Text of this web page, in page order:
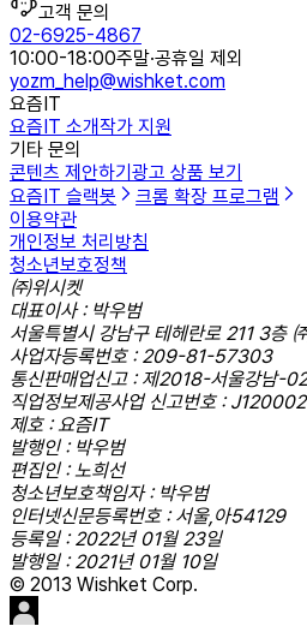
고객 문의
02-6925-4867
10:00-18:00주말·공휴일 제외
yozm_help@wishket.com
요즘IT
요즘IT 소개작가 지원
기타 문의
콘텐츠 제안하기 광고 상품 보기
요즘IT 슬랙봇
크롬 확장 프로그램
이용약관
개인정보 처리방침
청소년보호정책
㈜위시켓
대표이사 : 박우범
서울특별시 강남구 테헤란로 211 3층
사업자등록번호 : 209-81-57303
통신판매업신고 : 제2018-서울강남-
직업정보제공사업 신고번호 :
제호 : 요즘IT
발행인 : 박우범
편집인 : 노희선
청소년보호책임자 : 박우범
인터넷신문등록번호 : 서울,아54129
등록일 : 2022년 01월 23일
발행일 : 2021년 01월 10일
© 2013 Wishket Corp.